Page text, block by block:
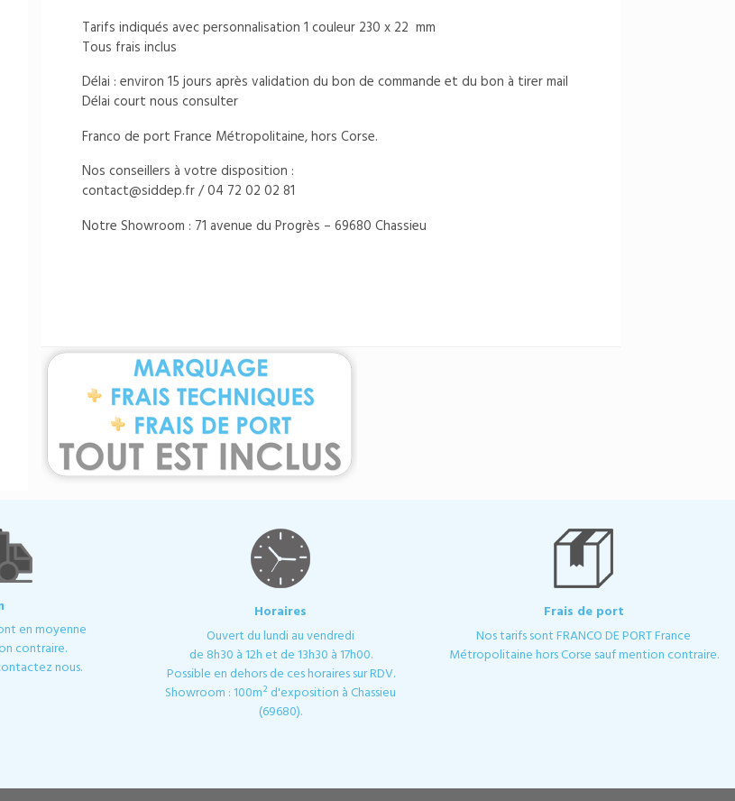
Tarifs indiqués avec personnalisation 1 couleur 230 x 22 mm
Tous frais inclus
Délai : environ 15 jours après validation du bon de commande et du bon à tirer mail
Délai court nous consulter
Franco de port France Métropolitaine, hors Corse.
Nos conseillers à votre disposition :
contact@siddep.fr/ 04 72 02 02 81
Notre Showroom : 71 avenue du Progrès – 69680 Chassieu
en moyenne
contraire.
nous.
Horaires
Ouvert du lundi au vendredi
de 8h30 à 12h et de 13h30 à 17h00.
Possible en dehors de ces horaires sur RDV.
Showroom : 100m² d'exposition à Chassieu
(69680).
Frais de port
Nos tarifs sont FRANCO DE PORT France
Métropolitaine hors Corse sauf mention contraire.